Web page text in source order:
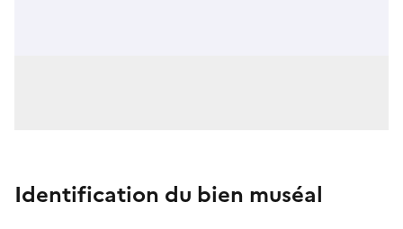
Identification du bien muséal